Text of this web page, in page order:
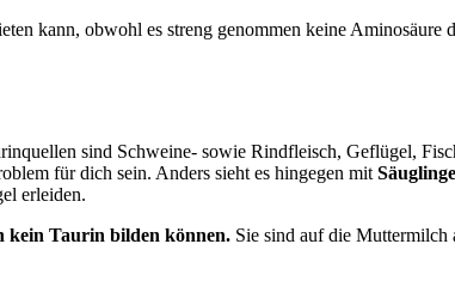
kann, obwohl es streng genommen keine
sind Schweine- sowie Rindfleisch, Geflügel,
für dich sein. Anders sieht es hingegen mit
erleiden.
kein Taurin bilden können. Sie sind auf die Muttermilch